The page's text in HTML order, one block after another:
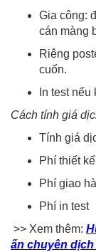
Gia công:
cán màng
Riêng
cuốn.
In test
Cách tính giá
Tính giá
Phí thiết kế
Phí giao
Phí in test
>> Xem thêm:
ấn chuyên